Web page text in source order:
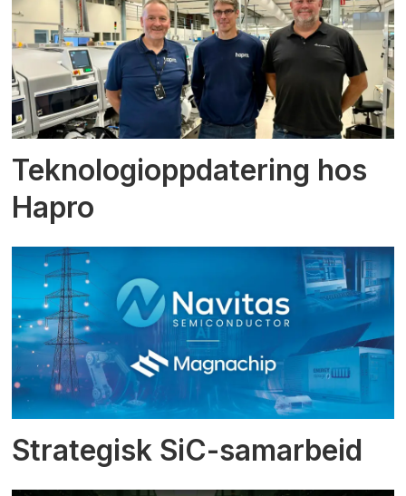
Teknologioppdatering hos
Hapro
Strategisk SiC-samarbeid